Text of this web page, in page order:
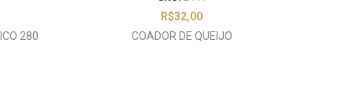
280
R$32,00
COADOR DE QUEIJO